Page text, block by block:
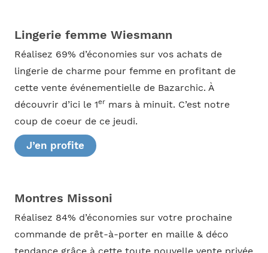
Lingerie femme Wiesmann
Réalisez 69% d’économies sur vos achats de
lingerie de charme pour femme en profitant de
cette vente événementielle de Bazarchic. À
découvrir d’ici le 1ermars à minuit. C’est notre
coup de coeur de ce jeudi.
J’en profite
Montres Missoni
Réalisez 84% d’économies sur votre prochaine
commande de prêt-à-porter en maille & déco